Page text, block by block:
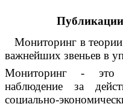
Публикации
Мониторинг в теории
важнейших звеньев в
Мониторинг - это
наблюдение за
социально-